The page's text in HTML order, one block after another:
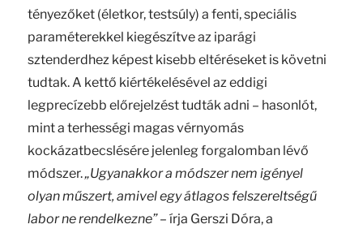
tényezőket (életkor, testsúly) a fenti, speciális
paraméterekkel kiegészítve az iparági
sztenderdhez képest kisebb eltéréseket is követni
tudtak. A kettő kiértékelésével az eddigi
legprecízebb előrejelzést tudták adni – hasonlót,
mint a terhességi magas vérnyomás
kockázatbecslésére jelenleg forgalomban lévő
módszer.„Ugyanakkor a módszer nem igényel
olyan műszert, amivel egy átlagos felszereltségű
labor ne rendelkezne”– írja Gerszi Dóra, a